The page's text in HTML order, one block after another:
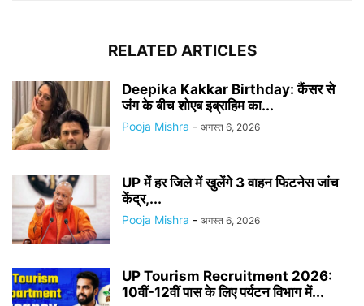
RELATED ARTICLES
Deepika Kakkar Birthday: कैंसर से
जंग के बीच शोएब इब्राहिम का...
Pooja Mishra - अगस्त 6, 2026
UP में हर जिले में खुलेंगे 3 वाहन फिटनेस जांच
केंद्र,...
Pooja Mishra - अगस्त 6, 2026
UP Tourism Recruitment 2026:
10वीं-12वीं पास के लिए पर्यटन विभाग में...